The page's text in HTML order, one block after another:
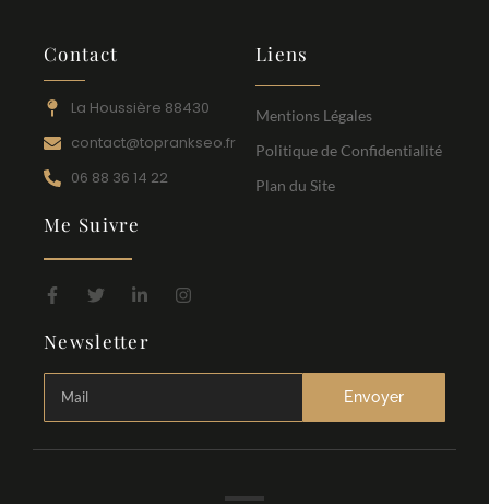
Contact
La Houssière 88430
contact@toprankseo.fr
06 88 36 14 22
Liens
Mentions Légales
Politique de Confidentialité
Plan du Site
Me Suivre
Newsletter
Envoyer